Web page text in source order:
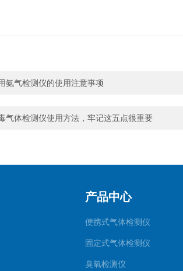
氨气检测仪的使用注意事项
气体检测仪使用方法，牢记这五点很重要
产品中心
便携式气体检测仪
固定式气体检测仪
臭氧检测仪